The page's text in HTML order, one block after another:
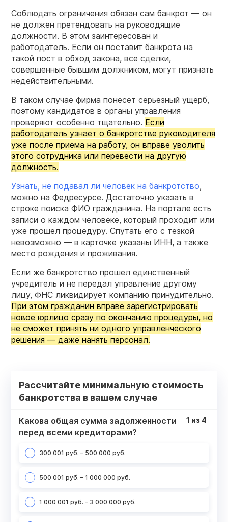
Соблюдать ограничения обязан сам банкрот — он
не должен претендовать на руководящие
должности. В этом заинтересован и
работодатель. Если он поставит банкрота на
такой пост в обход закона, все сделки,
совершенные бывшим должником, могут признать
недействительными.
В таком случае фирма понесет серьезный ущерб,
поэтому кандидатов в органы управления
проверяют особенно тщательно. Если
работодатель узнает о банкротстве руководителя
уже после приема на работу, он вправе уволить
этого сотрудника или перевести на другую
должность.
Узнать, не подавал ли человек на банкротство,
можно на Федресурсе. Достаточно указать в
строке поиска ФИО гражданина. На портале есть
записи о каждом человеке, который проходит или
уже прошел процедуру. Спутать его с тезкой
невозможно — в карточке указаны ИНН, а также
место рождения и проживания.
Если же банкротство прошел единственный
учредитель и не передал управление другому
лицу, ФНС ликвидирует компанию принудительно.
При этом гражданин вправе зарегистрировать
новое юрлицо сразу по окончанию процедуры, но
не сможет принять ни одного управленческого
решения — даже нанять персонал.
Рассчитайте минимальную стоимость
банкротства в вашем случае
Какова общая сумма задолженности
перед всеми кредиторами?
300 001 руб. – 500 000 руб.
500 001 руб. – 1 000 000 руб.
1 000 001 руб. – 3 000 000 руб.
1 из 4